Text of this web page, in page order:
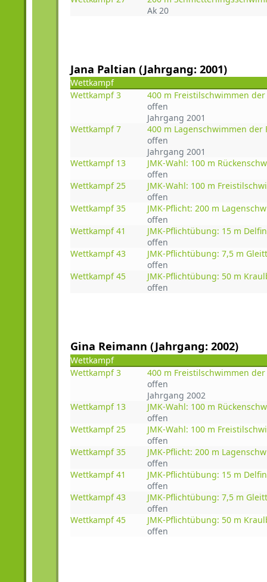
Ak 20
Jana Paltian (Jahrgang: 2001)
Wettkampf
Wettkampf 3
400 m Freistilschwimmen
offen
Jahrgang 2001
Wettkampf 7
400 m Lagenschwimmen der
offen
Jahrgang 2001
Wettkampf 13
JMK-Wahl: 100 m
offen
Wettkampf 25
JMK-Wahl: 100 m
offen
Wettkampf 35
JMK-Pflicht: 200 m
offen
Wettkampf 41
JMK-Pflichtübung: 15 m
offen
Wettkampf 43
JMK-Pflichtübung: 7,5 m
offen
Wettkampf 45
JMK-Pflichtübung: 50 m
offen
Gina Reimann (Jahrgang: 2002)
Wettkampf
Wettkampf 3
400 m Freistilschwimmen
offen
Jahrgang 2002
Wettkampf 13
JMK-Wahl: 100 m
offen
Wettkampf 25
JMK-Wahl: 100 m
offen
Wettkampf 35
JMK-Pflicht: 200 m
offen
Wettkampf 41
JMK-Pflichtübung: 15 m
offen
Wettkampf 43
JMK-Pflichtübung: 7,5 m
offen
Wettkampf 45
JMK-Pflichtübung: 50 m
offen